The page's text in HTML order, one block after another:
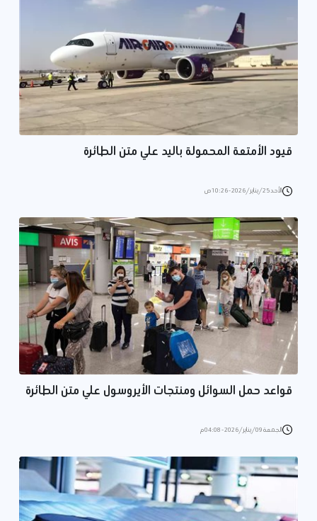
قيود الأمتعة المحمولة باليد علي متن الطائرة
الأحد 25/يناير/2026 - 10:26 ص
قواعد حمل السوائل ومنتجات الأيروسول علي متن الطائرة
الجمعة 09/يناير/2026 - 04:08 م